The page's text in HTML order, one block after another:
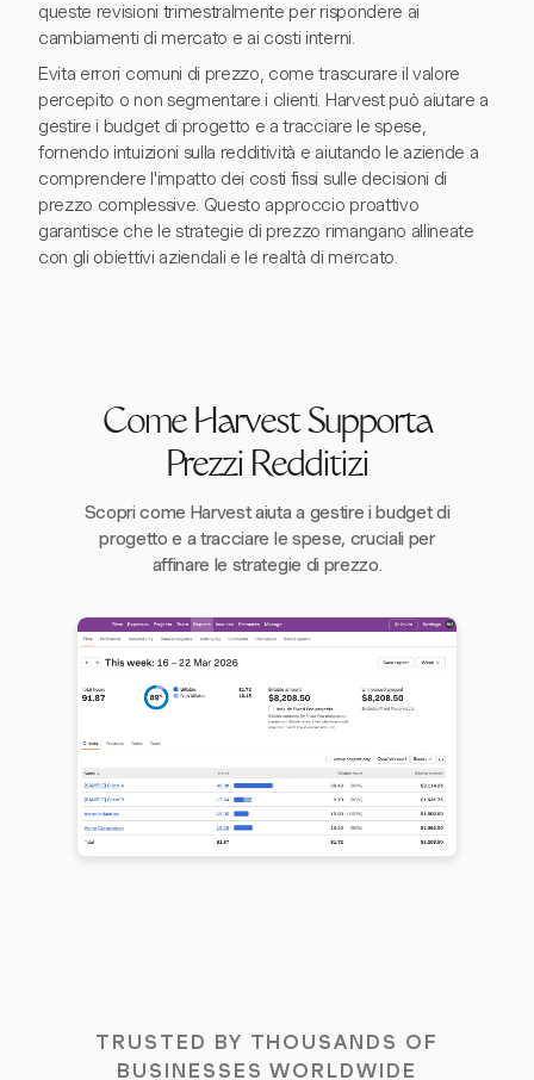
queste revisioni trimestralmente per rispondere ai
cambiamenti di mercato e ai costi interni.
Evita errori comuni di prezzo, come trascurare il valore
percepito o non segmentare i clienti. Harvest può aiutare a
gestire i budget di progetto e a tracciare le spese,
fornendo intuizioni sulla redditività e aiutando le aziende a
comprendere l'impatto dei costi fissi sulle decisioni di
prezzo complessive. Questo approccio proattivo
garantisce che le strategie di prezzo rimangano allineate
con gli obiettivi aziendali e le realtà di mercato.
Come Harvest Supporta
Prezzi Redditizi
Scopri come Harvest aiuta a gestire i budget di
progetto e a tracciare le spese, cruciali per
affinare le strategie di prezzo.
TRUSTED BY THOUSANDS OF
BUSINESSES WORLDWIDE